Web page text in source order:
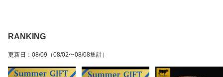
RANKING
更新日 ： 08/09 （08/02〜08/08集計）